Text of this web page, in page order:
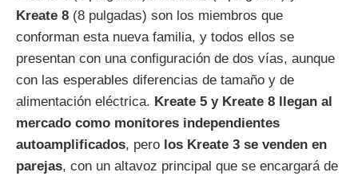
Kreate 8 (8 pulgadas) son los miembros que
conforman esta nueva familia, y todos ellos se
presentan con una configuración de dos vías, aunque
con las esperables diferencias de tamaño y de
alimentación eléctrica. Kreate 5 y Kreate 8 llegan al
mercado como monitores independientes
autoamplificados, pero los Kreate 3 se venden en
parejas, con un altavoz principal que se encargará de